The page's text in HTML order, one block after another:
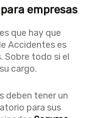
empresas
que hay que
Accidentes es
Sobre todo si el
cargo.
deben tener un
para sus